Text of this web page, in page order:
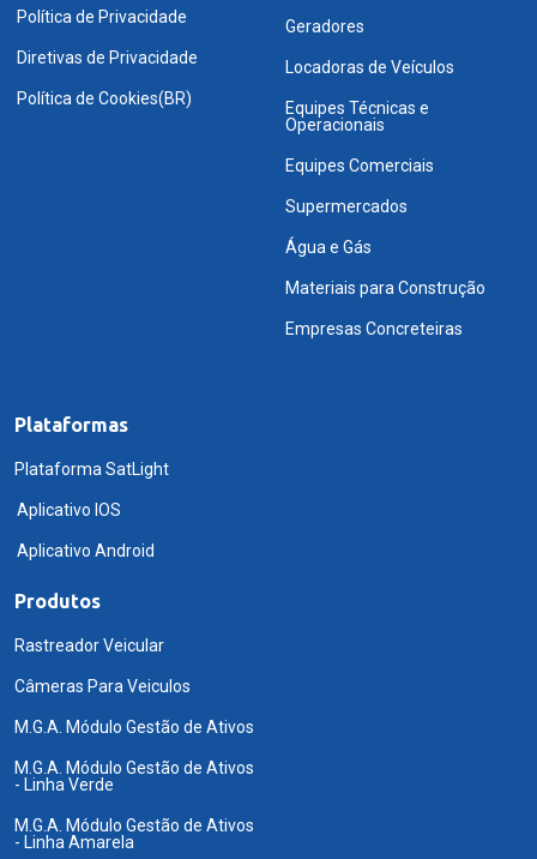
Política de Privacidade
Diretivas de Privacidade
Política de Cookies(BR)
Geradores
Locadoras de Veículos
Equipes Técnicas e
Operacionais
Equipes Comerciais
Supermercados
Água e Gás
Materiais para Construção
Empresas Concreteiras
Plataformas
Plataforma SatLight
Aplicativo IOS
Aplicativo Android
Produtos
Rastreador Veicular
Câmeras Para Veiculos
M.G.A. Módulo Gestão de Ativos
M.G.A. Módulo Gestão de Ativos
- Linha Verde
M.G.A. Módulo Gestão de Ativos
- Linha Amarela